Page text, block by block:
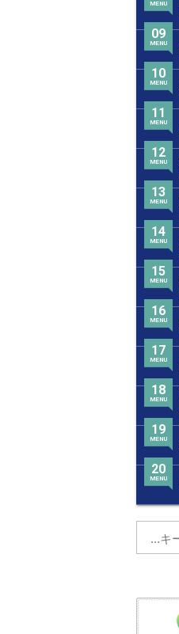
MENU
09
MENU
10
MENU
11
MENU
12
MENU
13
MENU
14
MENU
15
MENU
16
MENU
17
MENU
18
MENU
19
MENU
20
MENU